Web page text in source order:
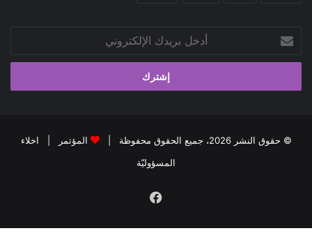
بريدك
الإلكتروني
© حقوق النشر 2026، جميع الحقوق محفوظة | المؤتمر
اخلاء
المسؤوليّة
فيسبوك